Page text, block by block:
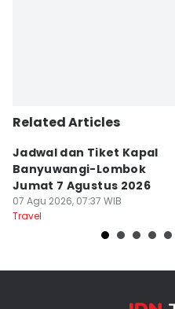
Related Articles
Jadwal dan Tiket Kapal
Banyuwangi-Lombok
Jumat 7 Agustus 2026
07 Agu 2026, 07:37 WIB
Travel